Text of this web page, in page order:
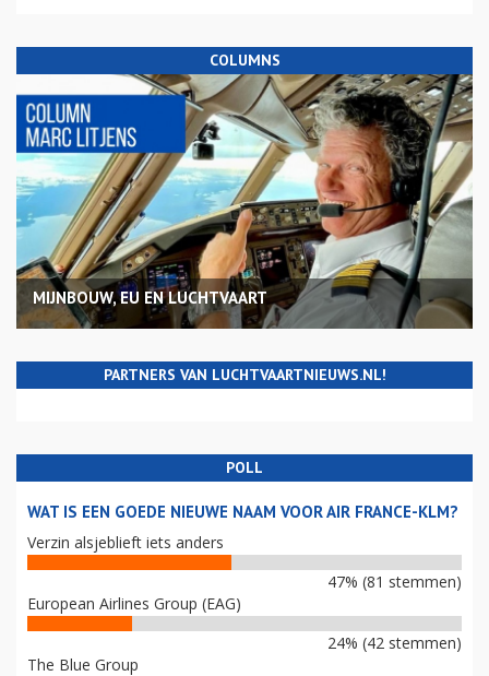
COLUMNS
MIJNBOUW, EU EN LUCHTVAART
PARTNERS VAN LUCHTVAARTNIEUWS.NL!
POLL
WAT IS EEN GOEDE NIEUWE NAAM VOOR AIR FRANCE-KLM?
Verzin alsjeblieft iets anders
47% (81 stemmen)
European Airlines Group (EAG)
24% (42 stemmen)
The Blue Group